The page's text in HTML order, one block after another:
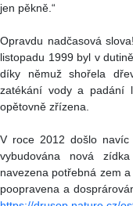
jen pěkně.“
Opravdu nadčasová
listopadu 1999 byl v
díky němuž shořela
zatékání vody a padání
opětovně zřízena.
V roce 2012 došlo
vybudována nová
navezena potřebná zem
poopravena a